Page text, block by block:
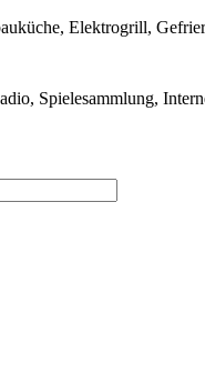
Elektrogrill,
Spielesammlung,